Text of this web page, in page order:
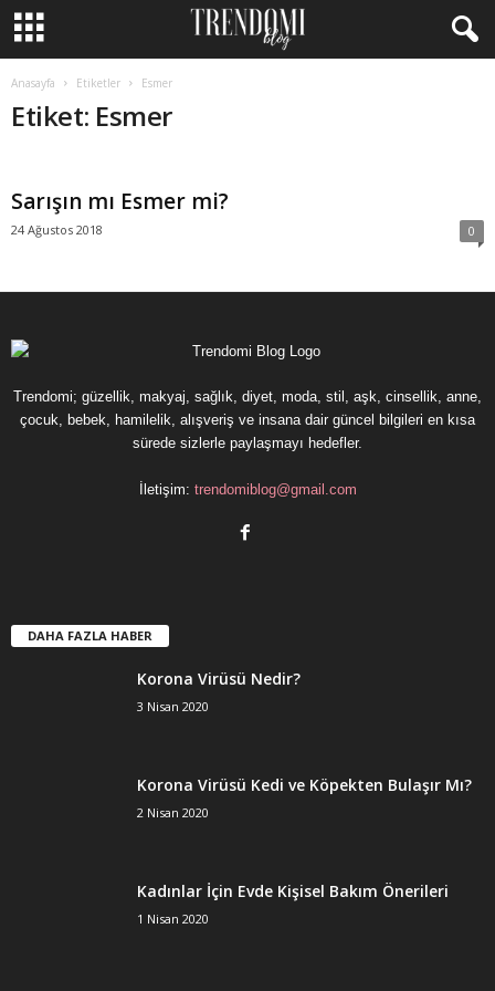
Anasayfa Etiketler Esmer
Etiket: Esmer
Sarışın mı Esmer mi?
24 Ağustos 2018 0
Trendomi; güzellik, makyaj, sağlık, diyet, moda, stil, aşk, cinsellik, anne,
çocuk, bebek, hamilelik, alışveriş ve insana dair güncel bilgileri en kısa
sürede sizlerle paylaşmayı hedefler.
İletişim: trendomiblog@gmail.com
DAHA FAZLA HABER
Korona Virüsü Nedir?
3 Nisan 2020
Korona Virüsü Kedi ve Köpekten Bulaşır Mı?
2 Nisan 2020
Kadınlar İçin Evde Kişisel Bakım Önerileri
1 Nisan 2020